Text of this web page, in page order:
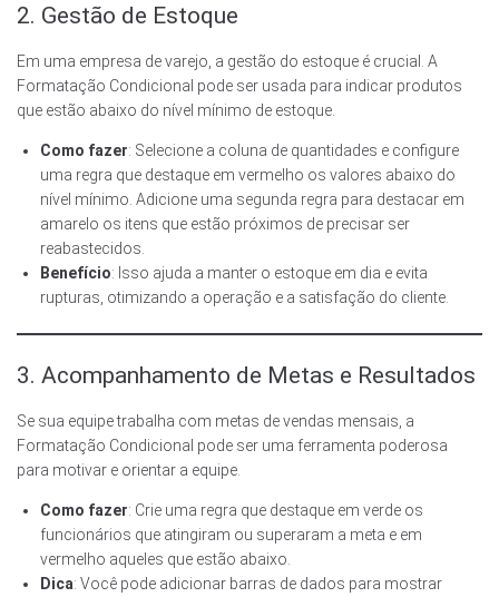
2. Gestão de Estoque
Em uma empresa de varejo, a gestão do estoque é crucial. A
Formatação Condicional pode ser usada para indicar produtos
que estão abaixo do nível mínimo de estoque.
Como fazer: Selecione a coluna de quantidades e configure
uma regra que destaque em vermelho os valores abaixo do
nível mínimo. Adicione uma segunda regra para destacar em
amarelo os itens que estão próximos de precisar ser
reabastecidos.
Benefício: Isso ajuda a manter o estoque em dia e evita
rupturas, otimizando a operação e a satisfação do cliente.
3. Acompanhamento de Metas e Resultados
Se sua equipe trabalha com metas de vendas mensais, a
Formatação Condicional pode ser uma ferramenta poderosa
para motivar e orientar a equipe.
Como fazer: Crie uma regra que destaque em verde os
funcionários que atingiram ou superaram a meta e em
vermelho aqueles que estão abaixo.
Dica: Você pode adicionar barras de dados para mostrar